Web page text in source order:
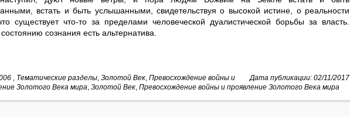
встать и быть услышанными, свидетельствуя о высокой истине, о реальности
существует что-то за пределами человеческой дуалистической борьбы за власть.
сознания есть альтернатива.
Дата публикации: 02/11/2017
, Тематические разделы, Золотой Век, Превосхождение войны и
Золотого Века мира, Золотой Век, Превосхождение войны и проявление Золотого Века мира